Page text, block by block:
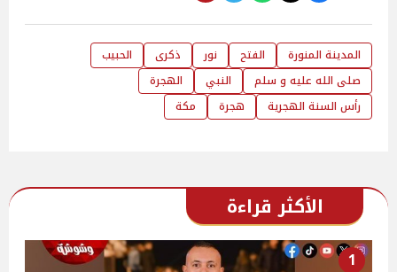
المدينة المنورة الفتح نور ذكرى
الحبيب
صلى الله عليه و سلم
النبي
الهجرة
رأس السنة الهجرية
هجرة مكة
الأكثر قراءة
1